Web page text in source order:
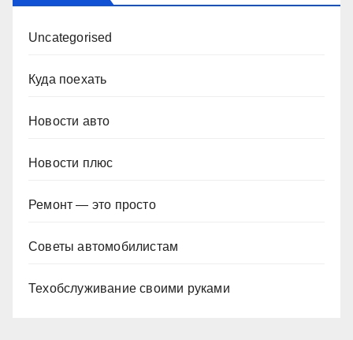
Uncategorised
Куда поехать
Новости авто
Новости плюс
Ремонт — это просто
Советы автомобилистам
Техобслуживание своими руками